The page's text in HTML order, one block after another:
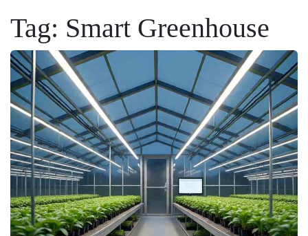
Tag: Smart Greenhouse